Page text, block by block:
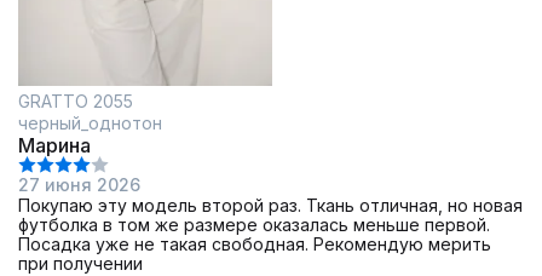
GRATTO 2055
черный_однотон
Марина
27 июня 2026
Покупаю эту модель второй раз. Ткань отличная, но новая
футболка в том же размере оказалась меньше первой.
Посадка уже не такая свободная. Рекомендую мерить
при получении